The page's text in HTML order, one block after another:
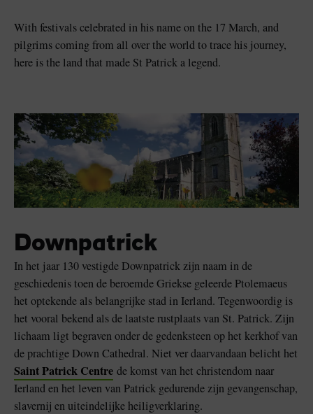
With festivals celebrated in his name on the 17 March, and
pilgrims coming from all over the world to trace his journey,
here is the land that made St Patrick a legend.
Downpatrick
In het jaar 130 vestigde Downpatrick zijn naam in de
geschiedenis toen de beroemde Griekse geleerde Ptolemaeus
het optekende als belangrijke stad in Ierland. Tegenwoordig is
het vooral bekend als de laatste rustplaats van St. Patrick. Zijn
lichaam ligt begraven onder de gedenksteen op het kerkhof van
de prachtige Down Cathedral. Niet ver daarvandaan belicht het
Saint Patrick Centre de komst van het christendom naar
Ierland en het leven van Patrick gedurende zijn gevangenschap,
slavernij en uiteindelijke heiligverklaring.